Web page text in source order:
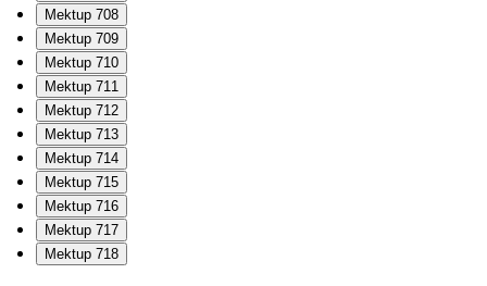
Mektup 708
Mektup 709
Mektup 710
Mektup 711
Mektup 712
Mektup 713
Mektup 714
Mektup 715
Mektup 716
Mektup 717
Mektup 718